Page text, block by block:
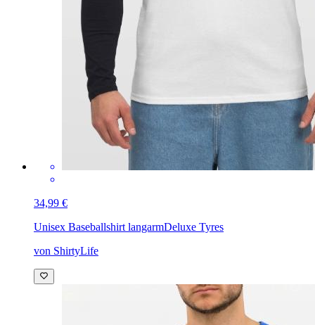
34,99 €
Unisex Baseballshirt langarmDeluxe Tyres
von ShirtyLife